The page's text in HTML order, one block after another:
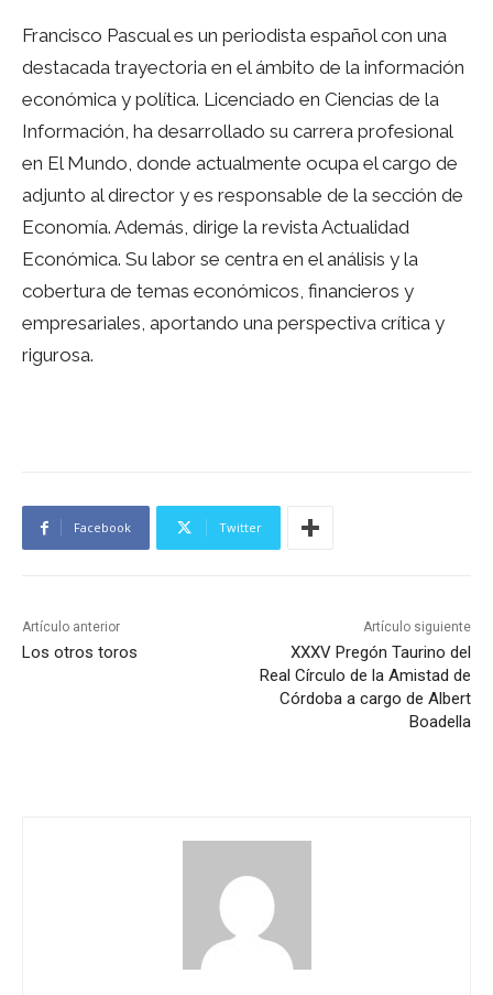
Francisco Pascual es un periodista español con una
destacada trayectoria en el ámbito de la información
económica y política. Licenciado en Ciencias de la
Información, ha desarrollado su carrera profesional
en El Mundo, donde actualmente ocupa el cargo de
adjunto al director y es responsable de la sección de
Economía. Además, dirige la revista Actualidad
Económica. Su labor se centra en el análisis y la
cobertura de temas económicos, financieros y
empresariales, aportando una perspectiva crítica y
rigurosa.
Facebook Twitter
Artículo anterior
Los otros toros
Artículo siguiente
XXXV Pregón Taurino del
Real Círculo de la Amistad de
Córdoba a cargo de Albert
Boadella